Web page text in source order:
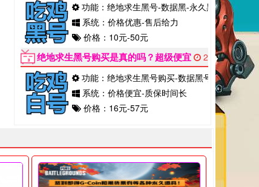
功能：绝地求生黑号-数据黑-永久黑
系统：价格优惠-售后给力
价格：10元-50元
绝地求生黑号购买是真的吗？超级便宜
2022-06-12
功能：绝地求生黑号购买-数据黑号
系统：价格便宜-质保时间长
价格：16元-57元